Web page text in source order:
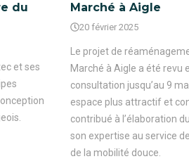
du
et ses
Marché à Aigle
20 février 2025
Le projet de
Marché à Aigle a été revu
consultation jusqu’au 9
espace plus attractif et
contribué à l’élaboration
son expertise au service
de la mobilité douce.